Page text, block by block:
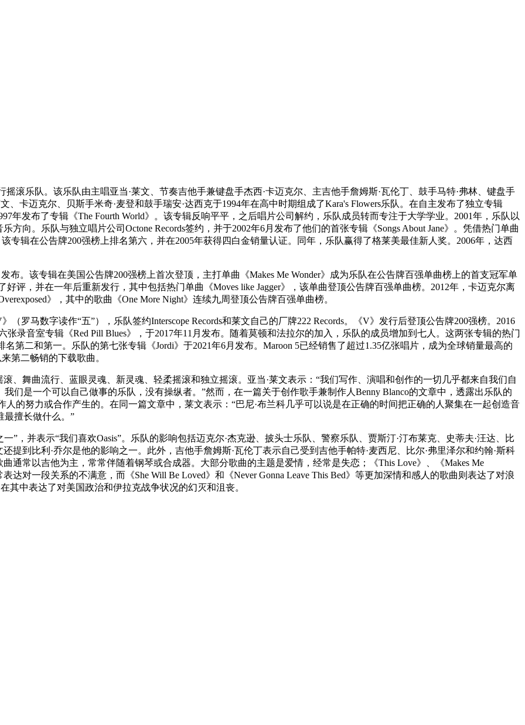
滚乐队。该乐队由主唱亚当·莱文、节奏吉他手兼键盘手杰西·卡迈克尔、主吉他手詹姆斯·瓦伦丁、鼓手马特·弗林、键盘手
卡迈克尔、贝斯手米奇·麦登和鼓手瑞安·达西克于1994年在高中时期组成了Kara's Flowers乐队。 在自主发布了独立专辑
年发布了专辑《The Fourth World》。该专辑反响平平，之后唱片公司解约，乐队成员转而专注于大学学业。2001年，乐队以
向。乐队与独立唱片公司Octone Records签约，并于2002年6月发布了他们的首张专辑《Songs About Jane》。凭借热门单曲
该专辑在公告牌200强榜上排名第六，并在2005年获得四白金销量认证。同年，乐队赢得了格莱美最佳新人奖。2006年，达西
布。该专辑在美国公告牌200强榜上首次登顶，主打单曲《Makes Me Wonder》成为乐队在公告牌百强单曲榜上的首支冠军单
评，并在一年后重新发行，其中包括热门单曲《Moves like Jagger》，该单曲登顶公告牌百强单曲榜。2012年，卡迈克尔离
》，其中的歌曲《One More Night》连续九周登顶公告牌百强单曲榜。
罗马数字读作“五”），乐队签约Interscope Records和莱文自己的厂牌222 Records。《V》发行后登顶公告牌200强榜。2016
录音室专辑《Red Pill Blues》，于2017年11月发布。随着莫顿和法拉尔的加入，乐队的成员增加到七人。这两张专辑的热门
第二和第一。乐队的第七张专辑《Jordi》于2021年6月发布。Maroon 5已经销售了超过1.35亿张唱片，成为全球销量最高的
第二畅销的下载歌曲。
、舞曲流行、蓝眼灵魂、新灵魂、轻柔摇滚和独立摇滚。亚当·莱文表示：“我们写作、演唱和创作的一切几乎都来自我们自
们是一个可以自己做事的乐队，没有操纵者。”然而，在一篇关于创作歌手兼制作人Benny Blanco的文章中，透露出乐队的
人的努力或合作产生的。在同一篇文章中，莱文表示：“巴尼·布兰科几乎可以说是在正确的时间把正确的人聚集在一起创造音
最擅长做什么。”
”，并表示“我们喜欢Oasis”。乐队的影响包括迈克尔·杰克逊、披头士乐队、警察乐队、贾斯汀·汀布莱克、史蒂夫·汪达、比
提到比利·乔尔是他的影响之一。此外，吉他手詹姆斯·瓦伦丁表示自己受到吉他手帕特·麦西尼、比尔·弗里泽尔和约翰·斯科
曲通常以吉他为主，常常伴随着钢琴或合成器。大部分歌曲的主题是爱情，经常是失恋；《This Love》、《Makes Me
达对一段关系的不满意，而《She Will Be Loved》和《Never Gonna Leave This Bed》等更加深情和感人的歌曲则表达了对浪
其中表达了对美国政治和伊拉克战争状况的幻灭和沮丧。